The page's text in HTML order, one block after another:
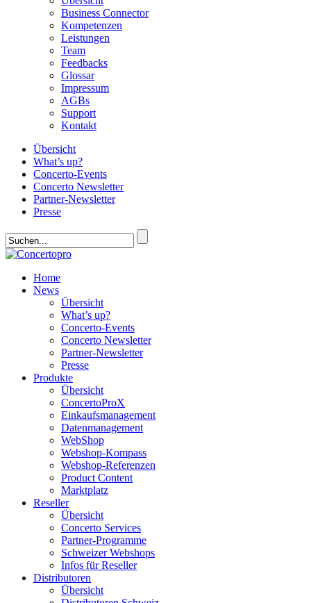
Business Connector
Kompetenzen
Leistungen
Team
Feedbacks
Glossar
Impressum
AGBs
Support
Kontakt
Übersicht
What’s up?
Concerto-Events
Concerto Newsletter
Partner-Newsletter
Presse
Home
News
Übersicht
What’s up?
Concerto-Events
Concerto Newsletter
Partner-Newsletter
Presse
Produkte
Übersicht
ConcertoProX
Einkaufsmanagement
Datenmanagement
WebShop
Webshop-Kompass
Webshop-Referenzen
Product Content
Marktplatz
Reseller
Übersicht
Concerto Services
Partner-Programme
Schweizer Webshops
Infos für Reseller
Distributoren
Übersicht